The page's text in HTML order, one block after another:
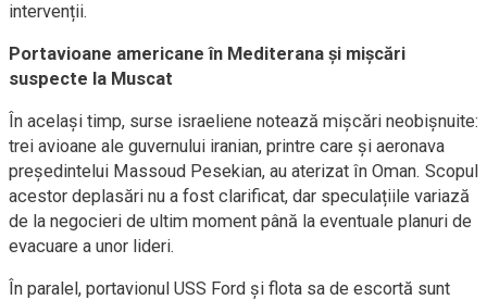
intervenții.
Portavioane americane în Mediterana și mișcări
suspecte la Muscat
În același timp, surse israeliene notează mișcări neobișnuite:
trei avioane ale guvernului iranian, printre care și aeronava
președintelui Massoud Pesekian, au aterizat în Oman. Scopul
acestor deplasări nu a fost clarificat, dar speculațiile variază
de la negocieri de ultim moment până la eventuale planuri de
evacuare a unor lideri.
În paralel, portavionul USS Ford și flota sa de escortă sunt